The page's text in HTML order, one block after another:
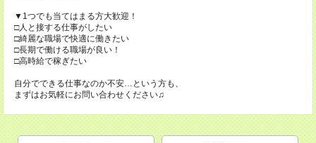
▼1つでも当てはまる方大歓迎！
□人と接する仕事がしたい
□綺麗な職場で快適に働きたい
□長期で働ける職場が良い！
□高時給で稼ぎたい
自分でできる仕事なのか不安…という方も、
まずはお気軽にお問い合わせください♫